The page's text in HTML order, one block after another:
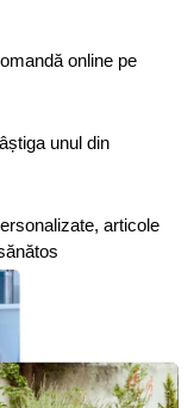
online pe
unul din
articole